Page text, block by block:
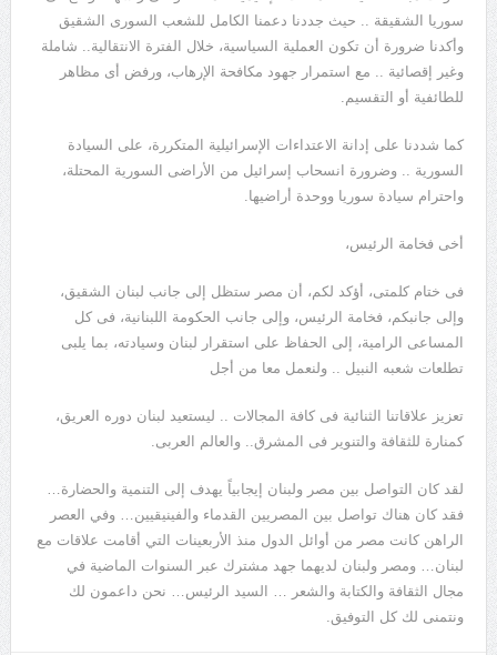
سوريا الشقيقة .. حيث جددنا دعمنا الكامل للشعب السورى الشقيق
وأكدنا ضرورة أن تكون العملية السياسية، خلال الفترة الانتقالية.. شاملة
وغير إقصائية .. مع استمرار جهود مكافحة الإرهاب، ورفض أى مظاهر
للطائفية أو التقسيم.
كما شددنا على إدانة الاعتداءات الإسرائيلية المتكررة، على السيادة
السورية .. وضرورة انسحاب إسرائيل من الأراضى السورية المحتلة،
واحترام سيادة سوريا ووحدة أراضيها.
أخى فخامة الرئيس،
فى ختام كلمتى، أؤكد لكم، أن مصر ستظل إلى جانب لبنان الشقيق،
وإلى جانبكم، فخامة الرئيس، وإلى جانب الحكومة اللبنانية، فى كل
المساعى الرامية، إلى الحفاظ على استقرار لبنان وسيادته، بما يلبى
تطلعات شعبه النبيل .. ولنعمل معا من أجل
تعزيز علاقاتنا الثنائية فى كافة المجالات .. ليستعيد لبنان دوره العريق،
كمنارة للثقافة والتنوير فى المشرق.. والعالم العربى.
لقد كان التواصل بين مصر ولبنان إيجابياً يهدف إلى التنمية والحضارة…
فقد كان هناك تواصل بين المصريين القدماء والفينيقيين… وفي العصر
الراهن كانت مصر من أوائل الدول منذ الأربعينات التي أقامت علاقات مع
لبنان… ومصر ولبنان لديهما جهد مشترك عبر السنوات الماضية في
مجال الثقافة والكتابة والشعر … السيد الرئيس… نحن داعمون لك
ونتمنى لك كل التوفيق.